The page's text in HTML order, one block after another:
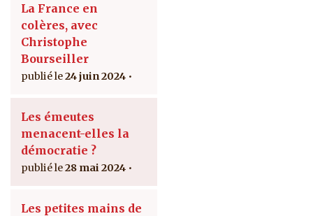
La France en
colères, avec
Christophe
Bourseiller
24 juin 2024
Les émeutes
menacent-elles la
démocratie ?
28 mai 2024
Les petites mains de